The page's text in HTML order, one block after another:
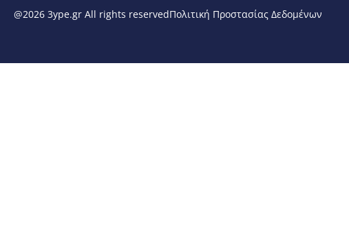
@2026 3ype.gr All rights reservedΠολιτική Προστασίας Δεδομένων